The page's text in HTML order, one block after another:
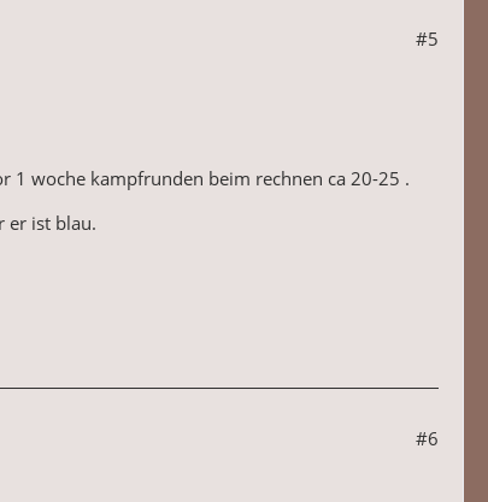
#5
1 woche kampfrunden beim rechnen ca 20-25 .
er ist blau.
#6